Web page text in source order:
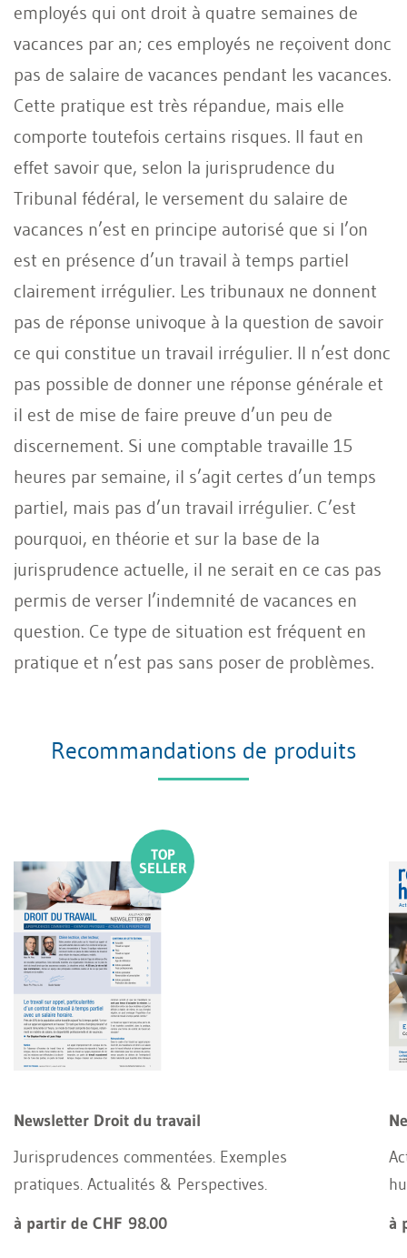
employés qui ont droit à quatre semaines de
vacances par an; ces employés ne reçoivent donc
pas de salaire de vacances pendant les vacances.
Cette pratique est très répandue, mais elle
comporte toutefois certains risques. Il faut en
effet savoir que, selon la jurisprudence du
Tribunal fédéral, le versement du salaire de
vacances n’est en principe autorisé que si l’on
est en présence d’un travail à temps partiel
clairement irrégulier. Les tribunaux ne donnent
pas de réponse univoque à la question de savoir
ce qui constitue un travail irrégulier. Il n’est donc
pas possible de donner une réponse générale et
il est de mise de faire preuve d’un peu de
discernement. Si une comptable travaille 15
heures par semaine, il s’agit certes d’un temps
partiel, mais pas d’un travail irrégulier. C’est
pourquoi, en théorie et sur la base de la
jurisprudence actuelle, il ne serait en ce cas pas
permis de verser l’indemnité de vacances en
question. Ce type de situation est fréquent en
pratique et n’est pas sans poser de problèmes.
Recommandations de produits
Newsletter Droit du travail
Jurisprudences commentées. Exemples
pratiques. Actualités & Perspectives.
à partir de CHF 98.00
à